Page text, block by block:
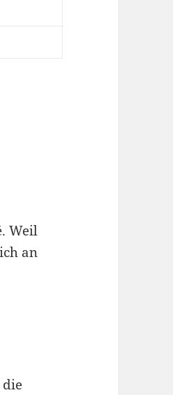
Weil
an
die